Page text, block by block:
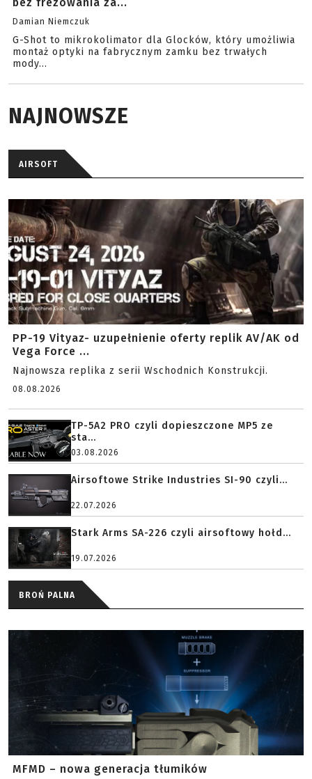
Damian Niemczuk
G-Shot to mikrokolimator dla Glocków, który umożliwia
montaż optyki na fabrycznym zamku bez trwałych
mody...
NAJNOWSZE
AIRSOFT
PP-19 Vityaz- uzupełnienie oferty replik AV/AK od
Vega Force ...
Najnowsza replika z serii Wschodnich Konstrukcji.
08.08.2026
TP-5A2 PRO czyli dopieszczone MP5 ze
sta...
03.08.2026
Airsoftowe Strike Industries SI-90 czyli...
22.07.2026
Stark Arms SA-226 czyli airsoftowy hołd...
19.07.2026
BROŃ PALNA
MFMD – nowa generacja tłumików